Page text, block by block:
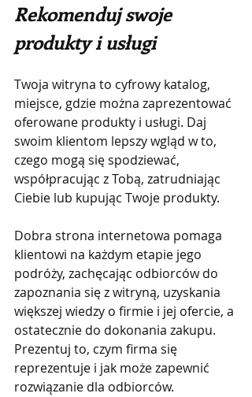
Rekomenduj swoje
produkty i usługi
Twoja witryna to cyfrowy katalog,
miejsce, gdzie można zaprezentować
oferowane produkty i usługi. Daj
swoim klientom lepszy wgląd w to,
czego mogą się spodziewać,
współpracując z Tobą, zatrudniając
Ciebie lub kupując Twoje produkty.
Dobra strona internetowa pomaga
klientowi na każdym etapie jego
podróży, zachęcając odbiorców do
zapoznania się z witryną, uzyskania
większej wiedzy o firmie i jej ofercie, a
ostatecznie do dokonania zakupu.
Prezentuj to, czym firma się
reprezentuje i jak może zapewnić
rozwiązanie dla odbiorców.